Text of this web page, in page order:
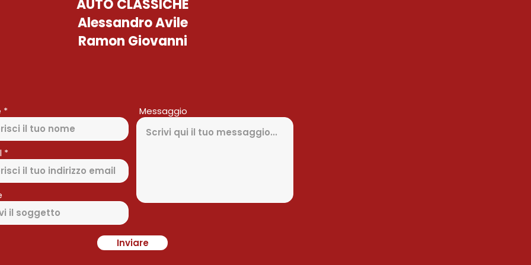
AUTO CLASSICHE
Alessandro Avile
Ramon Giovanni
Messaggio
Inviare